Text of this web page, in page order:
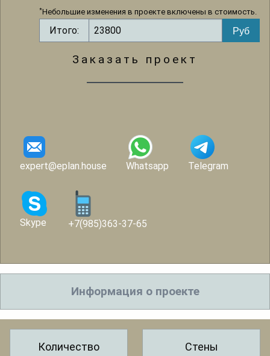
*Небольшие изменения в проекте включены в стоимость.
Итого:
Заказать проект
expert@eplan.house Whatsapp Telegram
Skype +7(985)363-37-65
Информация о проекте
Количество Стены